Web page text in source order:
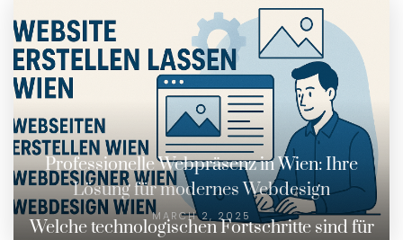
Professionelle Webpräsenz in Wien: Ihre
Lösung für modernes Webdesign
MARCH 2, 2025
Welche technologischen Fortschritte sind für